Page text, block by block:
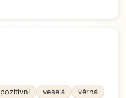
pozitivní veselá
věrná